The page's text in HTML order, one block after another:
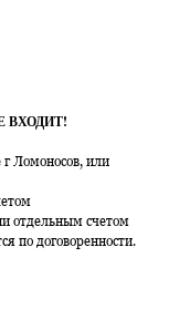
ВХОДИТ!
Ломоносов, или
отдельным счетом
по договоренности.